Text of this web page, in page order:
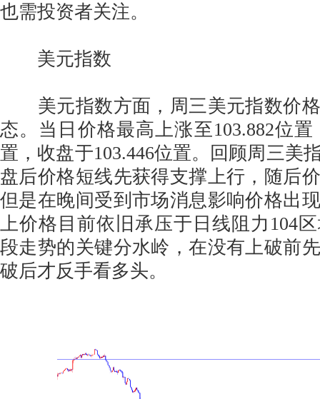
也需投资者关注。
美元指数
美元指数方面，周三美元指数价格
态。当日价格最高上涨至103.882位置
置，收盘于103.446位置。回顾周三美
盘后价格短线先获得支撑上行，随后
但是在晚间受到市场消息影响价格出
上价格目前依旧承压于日线阻力104
段走势的关键分水岭，在没有上破前
破后才反手看多头。